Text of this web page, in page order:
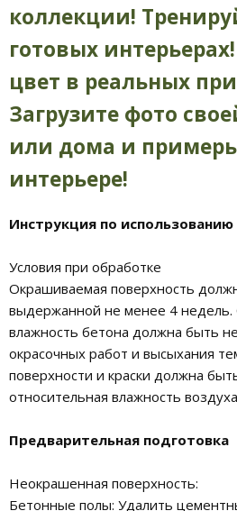
коллекции!
готовых
цвет в реальных
Загрузите фото
или дома и
интерьере!
Инструкция по
Условия при обработке
Окрашиваемая поверхность
выдержанной не менее 4 недель.
влажность бетона должна быть
окрасочных работ и высыхания
поверхности и краски должна
относительная влажность
Предварительная подготовка
Неокрашенная поверхность:
Бетонные полы: Удалить